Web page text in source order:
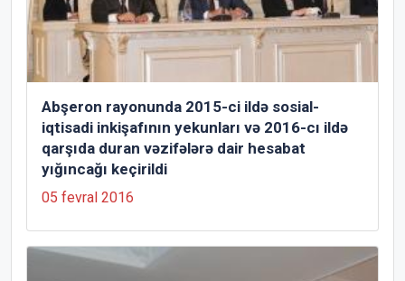
Abşeron rayonunda 2015-ci ildə sosial-
iqtisadi inkişafının yekunları və 2016-cı ildə
qarşıda duran vəzifələrə dair hesabat
yığıncağı keçirildi
05 fevral 2016